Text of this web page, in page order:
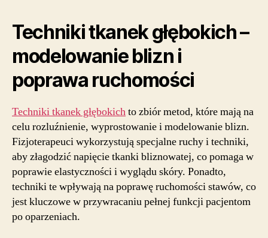
Techniki tkanek głębokich –
modelowanie blizn i
poprawa ruchomości
Techniki tkanek głębokichto zbiór metod, które mają na
celu rozluźnienie, wyprostowanie i modelowanie blizn.
Fizjoterapeuci wykorzystują specjalne ruchy i techniki,
aby złagodzić napięcie tkanki bliznowatej, co pomaga w
poprawie elastyczności i wyglądu skóry. Ponadto,
techniki te wpływają na poprawę ruchomości stawów, co
jest kluczowe w przywracaniu pełnej funkcji pacjentom
po oparzeniach.